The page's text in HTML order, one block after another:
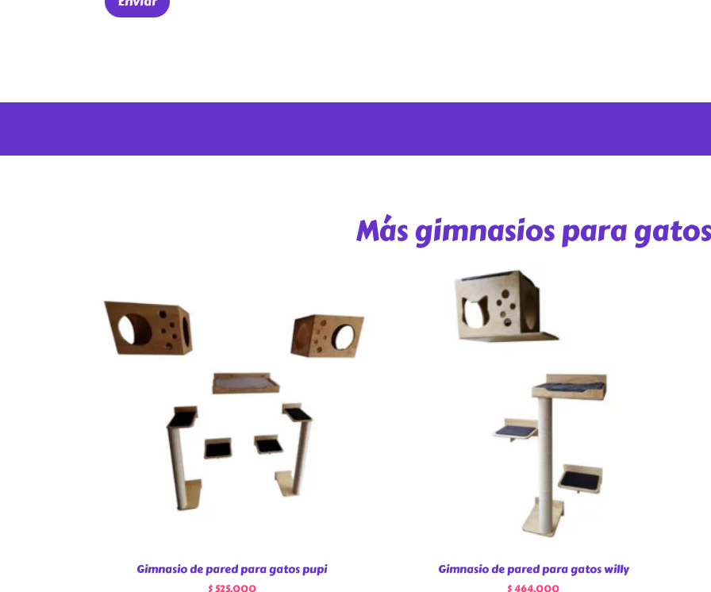
Más gimnasios para gatos
Gimnasio de pared para gatos pupi
$525.000
Gimnasio de pared para gatos willy
$464.000